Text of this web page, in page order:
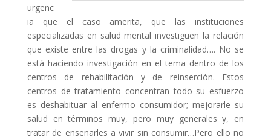
urgenc
ia que el caso amerita, que las instituciones
especializadas en salud mental investiguen la relación
que existe entre las drogas y la criminalidad…. No se
está haciendo investigación en el tema dentro de los
centros de rehabilitación y de reinserción. Estos
centros de tratamiento concentran todo su esfuerzo
es deshabituar al enfermo consumidor; mejorarle su
salud en términos muy, pero muy generales y, en
tratar de enseñarles a vivir sin consumir…Pero ello no